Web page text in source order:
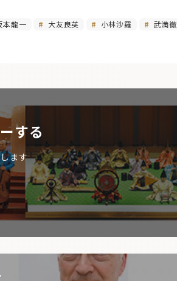
本龍一 大友良英 小林沙羅
武満徹
する
ます